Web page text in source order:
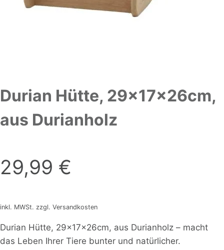
Durian Hütte, 29x17x26cm,
aus Durianholz
29,99 €
inkl. MWSt. zzgl. Versandkosten
Durian Hütte, 29x17x26cm, aus Durianholz – macht
das Leben Ihrer Tiere bunter und natürlicher.